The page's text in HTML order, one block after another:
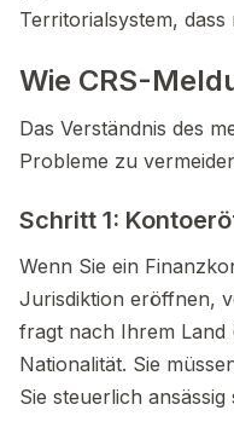
Territorialsystem,
Wie CRS-
Das Verständnis des
Probleme zu
Schritt 1:
Wenn Sie ein
Jurisdiktion eröffnen,
fragt nach Ihrem Land
Nationalität. Sie
Sie steuerlich ansässig